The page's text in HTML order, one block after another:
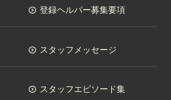
登録ヘルパー募集要項
スタッフメッセージ
スタッフエピソード集